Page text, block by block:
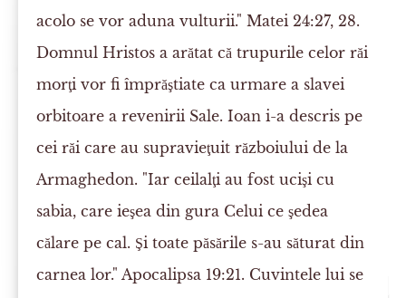
acolo se vor aduna vulturii." Matei 24:27, 28.
Domnul Hristos a arătat că trupurile celor răi
morţi vor fi împrăştiate ca urmare a slavei
orbitoare a revenirii Sale. Ioan i-a descris pe
cei răi care au supravieţuit războiului de la
Armaghedon. "Iar ceilalţi au fost ucişi cu
sabia, care ieşea din gura Celui ce şedea
călare pe cal. Şi toate păsările s-au săturat din
carnea lor." Apocalipsa 19:21. Cuvintele lui se